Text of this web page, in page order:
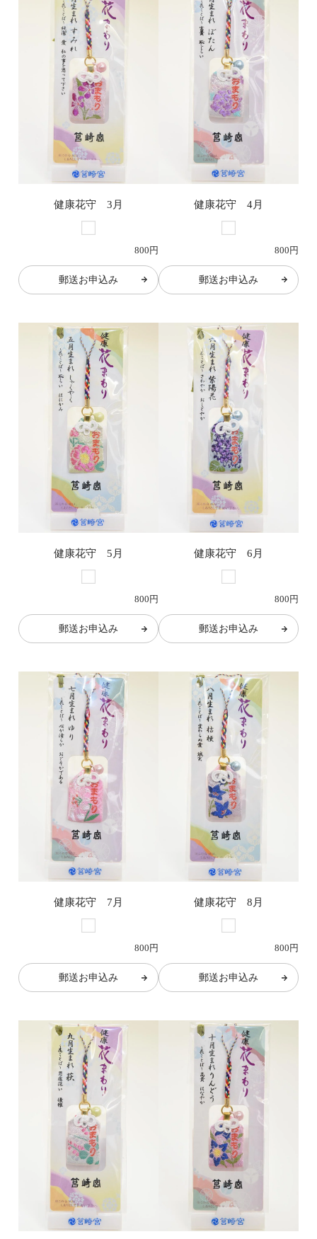
健康花守 3月
800円
郵送お申込み
健康花守 4月
800円
郵送お申込み
健康花守 5月
800円
郵送お申込み
健康花守 6月
800円
郵送お申込み
健康花守 7月
800円
郵送お申込み
健康花守 8月
800円
郵送お申込み